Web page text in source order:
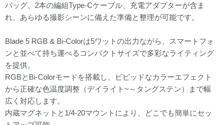
バッグ、2本の編組Type-Cケーブル、充電アダプターが含ま
れ、あらゆる撮影シーンに備えた準備と整理が可能です。
Blade 5 RGB & Bi-Colorは5ワットの出力ながら、スマートフォ
ンと並べて持ち運べるコンパクトサイズで多彩なライティング
を提供。
RGBとBi-Colorモードを搭載し、ビビッドなカラーエフェクト
から正確な色温度調整（デイライト~～タングステン）まで幅
広く対応します。
内蔵マグネットと1/4-20マウントにより、どこでも簡単にセッ